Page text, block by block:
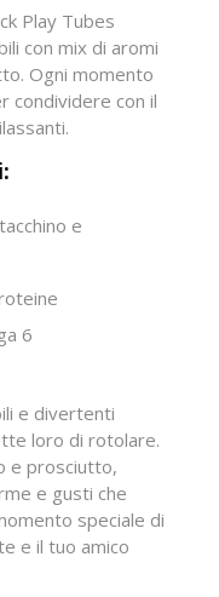
Play Tubes
con mix di aromi
Ogni momento
condividere con il
e
6
e divertenti
loro di rotolare.
e prosciutto,
e gusti che
speciale di
e il tuo amico